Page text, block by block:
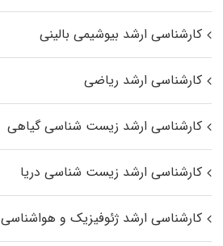
کارشناسی ارشد بیوشیمی بالینی
کارشناسی ارشد ریاضی
کارشناسی ارشد زیست‌ شناسی گیاهی
کارشناسی ارشد زیست‌ شناسی دریا
کارشناسی ارشد ژئوفیزیک و هواشناسی